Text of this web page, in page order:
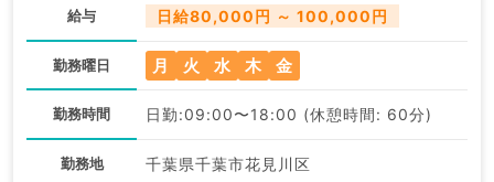
給与 日給80,000円 ～ 100,000円
勤務曜日 月 火 水 木 金
勤務時間 日勤:09:00〜18:00 (休憩時間: 60分)
勤務地 千葉県千葉市花見川区